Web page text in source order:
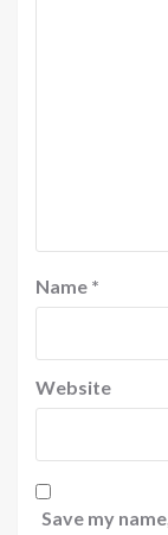
Name *
Website
Save my